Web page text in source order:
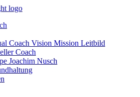
Coach Vision Mission Leitbild
Coach
Joachim Nusch